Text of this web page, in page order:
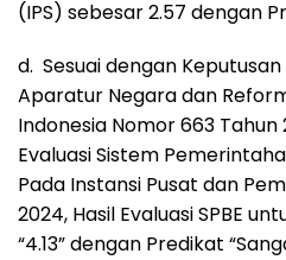
(IPS) sebesar 2.57 dengan
d. Sesuai dengan
Aparatur Negara dan
Indonesia Nomor 663
Evaluasi Sistem
Pada Instansi Pusat dan
2024, Hasil Evaluasi SPBE
“4.13” dengan Predikat